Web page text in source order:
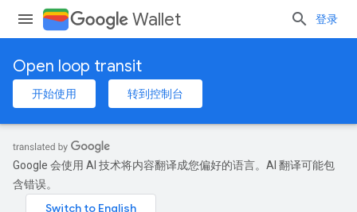
Wallet 登录
Open loop transit
开始使用 转到控制台
Google 会使用 AI 技术将内容翻译成您偏好的语言。AI 翻译可能包
含错误。